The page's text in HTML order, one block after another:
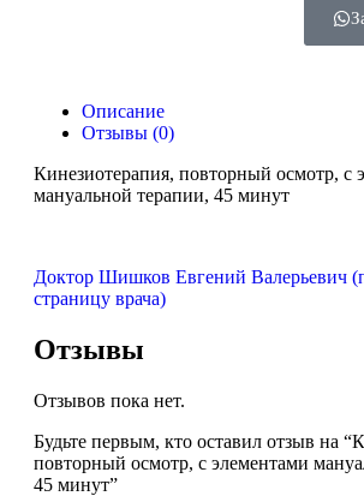
Описание
Отзывы (0)
Кинезиотерапия, повторный осмотр, с
мануальной терапии, 45 минут
Доктор Шишков Евгений Валерьевич
страницу врача)
Отзывы
Отзывов пока нет.
Будьте первым, кто оставил отзыв на
повторный осмотр, с элементами
45 минут”